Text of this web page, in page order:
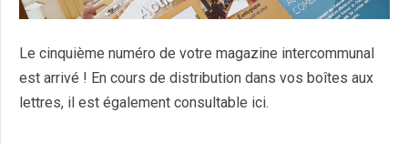
Le cinquième numéro de votre magazine intercommunal
est arrivé ! En cours de distribution dans vos boîtes aux
lettres, il est également consultable ici.